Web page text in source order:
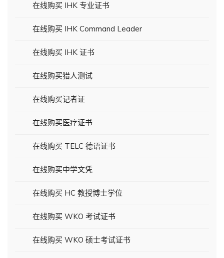
在线购买 IHK 专业证书
在线购买 IHK Command Leader
在线购买 IHK 证书
在线购买猎人测试
在线购买记者证
在线购买医疗证书
在线购买 TELC 德语证书
在线购买中学文凭
在线购买 HC 教授博士学位
在线购买 WKO 考试证书
在线购买 WKO 硕士考试证书